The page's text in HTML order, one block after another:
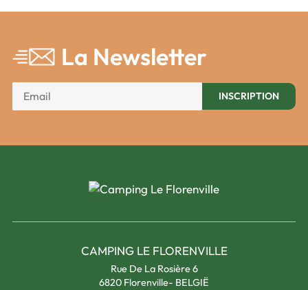
La Newsletter
CAMPING LE FLORENVILLE
Rue De La Rosière 6
6820 Florenville- BELGIË